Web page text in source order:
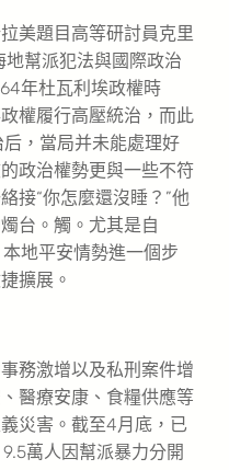
美題目高等研討員克里
地幫派犯法與國際政治
年杜瓦利埃政權時
權履行高壓統治，而此
，當局并未能處理好
政治權勢更與一些不符
接“你怎麼還沒睡？”他
台。觸。尤其是自
地平安情勢進一個步
擴展。
務激增以及私刑案件增
醫療安康、食糧供應等
災害。截至4月底，已
萬人因幫派暴力分開